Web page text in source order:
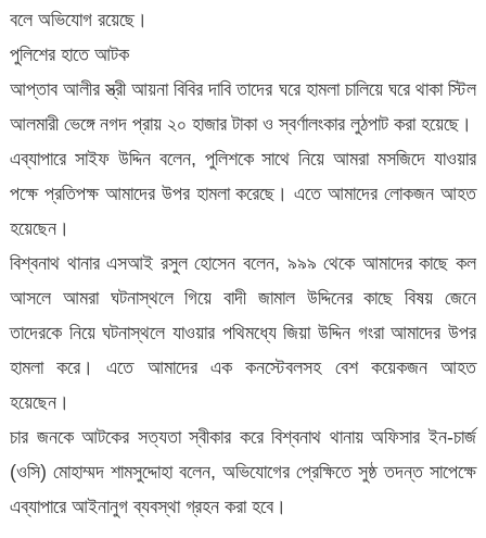
বলে অভিযোগ রয়েছে।
পুলিশের হাতে আটক
আপ্তাব আলীর স্ত্রী আয়না বিবির দাবি তাদের ঘরে হামলা চালিয়ে ঘরে থাকা স্টিল
আলমারী ভেঙ্গে নগদ প্রায় ২০ হাজার টাকা ও স্বর্ণালংকার লুঠপাট করা হয়েছে।
এব্যাপারে সাইফ উদ্দিন বলেন, পুলিশকে সাথে নিয়ে আমরা মসজিদে যাওয়ার
পক্ষে প্রতিপক্ষ আমাদের উপর হামলা করেছে। এতে আমাদের লোকজন আহত
হয়েছেন।
বিশ্বনাথ থানার এসআই রসুল হোসেন বলেন, ৯৯৯ থেকে আমাদের কাছে কল
আসলে আমরা ঘটনাস্থলে গিয়ে বাদী জামাল উদ্দিনের কাছে বিষয় জেনে
তাদেরকে নিয়ে ঘটনাস্থলে যাওয়ার পথিমধ্যে জিয়া উদ্দিন গংরা আমাদের উপর
হামলা করে। এতে আমাদের এক কনস্টেবলসহ বেশ কয়েকজন আহত
হয়েছেন।
চার জনকে আটকের সত্যতা স্বীকার করে বিশ্বনাথ থানায় অফিসার ইন-চার্জ
(ওসি) মোহাম্মদ শামসুদ্দোহা বলেন, অভিযোগের প্রেক্ষিতে সুষ্ঠ তদন্ত সাপেক্ষে
এব্যাপারে আইনানুগ ব্যবস্থা গ্রহন করা হবে।